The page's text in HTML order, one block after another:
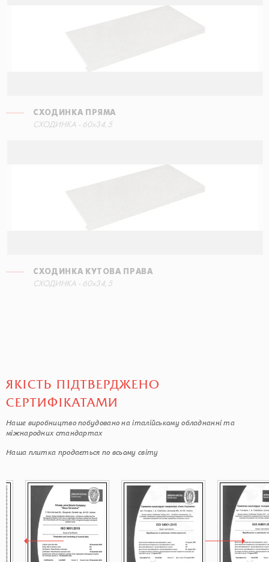
СХОДИНКА ПРЯМА
СХОДИНКА - 60x34,5
СХОДИНКА КУТОВА ПРАВА
СХОДИНКА - 60x34,5
ЯКІСТЬ ПІДТВЕРДЖЕНО
СЕРТИФІКАТАМИ
Наше виробництво побудовано на італійському обладнанні та
міжнародних стандартах
Наша плитка продається по всьому світу